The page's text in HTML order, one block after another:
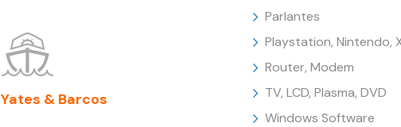
Yates & Barcos
Parlantes
Playstation, Nintendo,
Router, Modem
TV, LCD, Plasma, DVD
Windows Software